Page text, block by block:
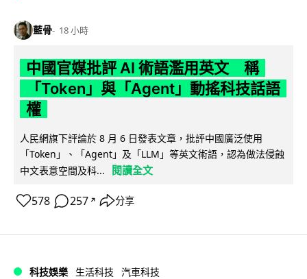
藍骨 18 小時
中國官媒批評 AI 術語濫用英文 稱
「Token」與「Agent」動搖科技話語
權
人民網旗下評論於 8 月 6 日發表文章，批評中國廣泛使用
「Token」、「Agent」及「LLM」等英文術語，認為做法侵蝕
中文表意空間及科...
閱讀全文
578 257 ↗ 分享
科技娛樂 生活科技 汽車科技